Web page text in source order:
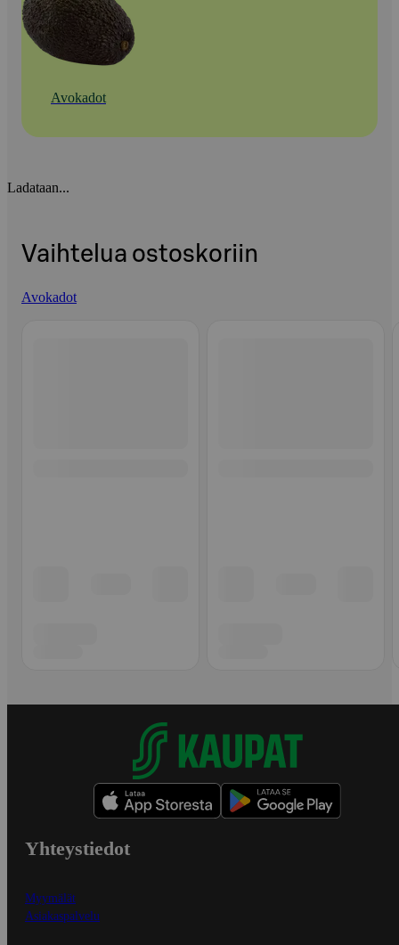
Avokadot
Ladataan...
Vaihtelua ostoskoriin
Avokadot
Yhteystiedot
Myymälät
Asiakaspalvelu